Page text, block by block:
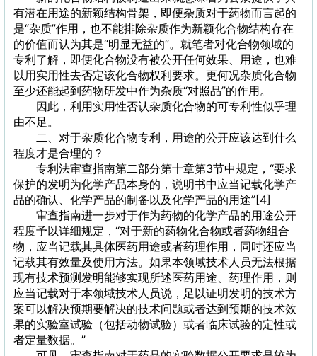
有潜在用途的新颖结构骨架，即便杂质对于药物而言起的
是“杂质”作用，也不能排除杂质作为新颖化合物结构存在
的价值而认为其是“明显无益的”。就笔者对化合物领域的
专利了解，即便化合物没有被公开任何效果、用途，也难
以用实用性去否定该化合物权利要求。更何况杂质化合物
至少还能起到药物研发中作为杂质“对照品”的作用。
因此，利用实用性否认杂质化合物的可专利性似乎理
由不足。
二、对于杂质化合物专利，用途的公开应该达到什么
程度才是合理的？
专利法审查指南第二部分第十章第3节中规定，“要求
保护的发明为化学产品本身的，说明书中应当记载化学产
品的确认、化学产品的制备以及化学产品的用途”[4]
审查指南进一步对于作为药物的化学产品的用途公开
程度予以详细规定，“对于新的药物化合物或者药物组合
物，应当记载其具体医药用途或者药理作用，同时还应当
记载其有效量及使用方法。如果本领域技术人员无法根据
现有技术预测发明能够实现所述医药用途、药理作用，则
应当记载对于本领域技术人员说，足以证明发明的技术方
案可以解决预期要解决的技术问题或者达到预期的技术效
果的实验室试验（包括动物试验）或者临床试验的定性或
者定量数据。”